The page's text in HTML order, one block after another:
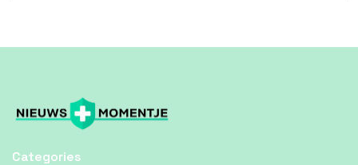
Categories